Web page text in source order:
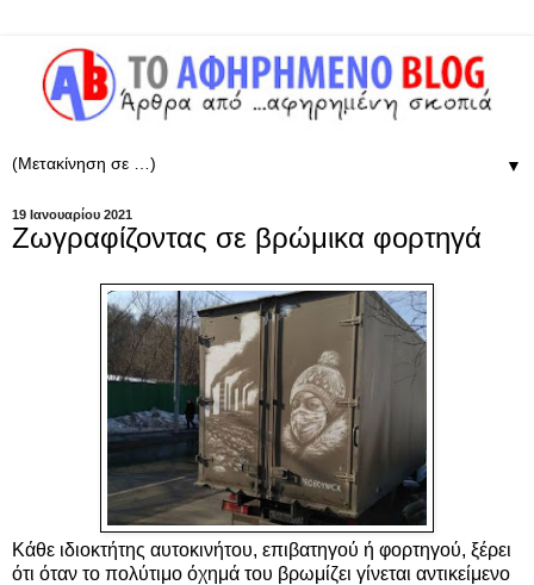
▼
19 Ιανουαρίου 2021
Ζωγραφίζοντας σε βρώμικα φορτηγά
Κάθε ιδιοκτήτης αυτοκινήτου, επιβατηγού ή φορτηγού, ξέρει
ότι όταν το πολύτιμο όχημά του βρωμίζει γίνεται αντικείμενο